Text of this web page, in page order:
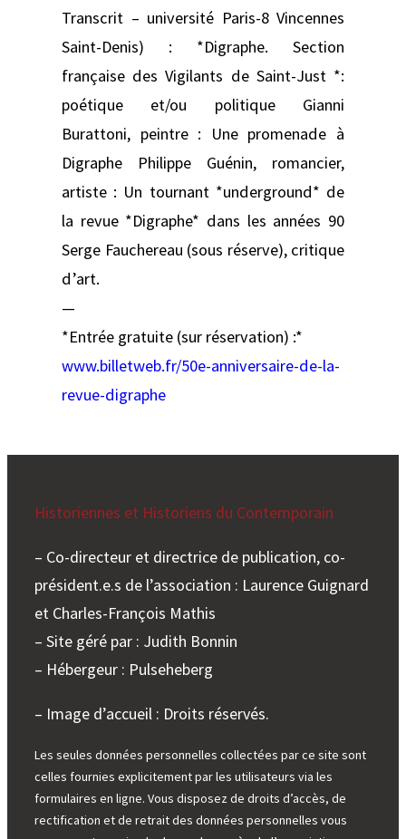
Transcrit – université Paris-8 Vincennes
Saint-Denis) : *Digraphe. Section
française des Vigilants de Saint-Just *:
poétique et/ou politique Gianni
Burattoni, peintre : Une promenade à
Digraphe Philippe Guénin, romancier,
artiste : Un tournant *underground* de
la revue *Digraphe* dans les années 90
Serge Fauchereau (sous réserve), critique
d’art.
—
*Entrée gratuite (sur réservation) :*
www.billetweb.fr/50e-anniversaire-de-la-
revue-digraphe
Historiennes et Historiens du Contemporain
– Co-directeur et directrice de publication, co-
président.e.s de l’association : Laurence Guignard
et Charles-François Mathis
– Site géré par : Judith Bonnin
– Hébergeur : Pulseheberg
– Image d’accueil : Droits réservés.
Les seules données personnelles collectées par ce site sont
celles fournies explicitement par les utilisateurs via les
formulaires en ligne. Vous disposez de droits d’accès, de
rectification et de retrait des données personnelles vous